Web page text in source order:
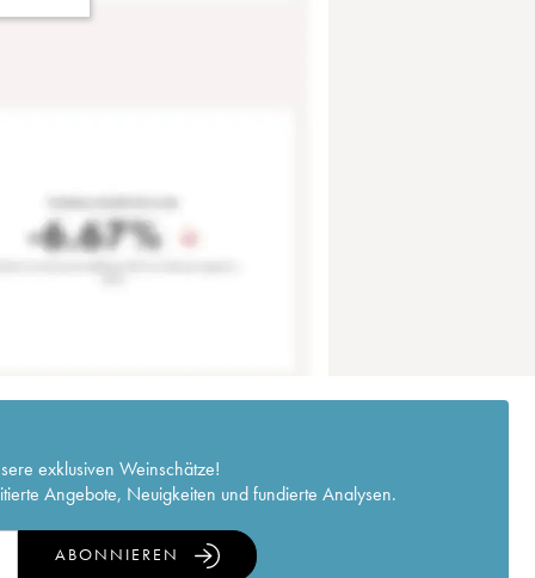
exklusiven Weinschätze!
Angebote, Neuigkeiten und fundierte Analysen.
ABONNIEREN